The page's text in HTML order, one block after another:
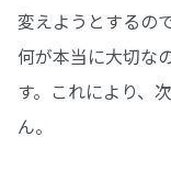
変えようとするの
何が本当に大切な
す。これにより、
ん。